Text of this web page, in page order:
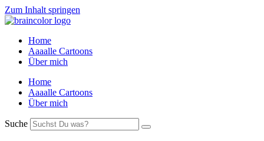
Zum Inhalt springen
Home
Aaaalle Cartoons
Über mich
Home
Aaaalle Cartoons
Über mich
Suche